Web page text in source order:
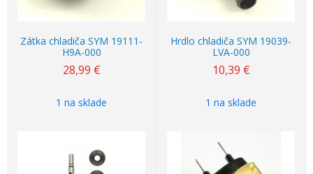
Zátka chladiča SYM 19111-
H9A-000
28,99 €
1 na sklade
Hrdlo chladiča SYM 19039-
LVA-000
10,39 €
1 na sklade